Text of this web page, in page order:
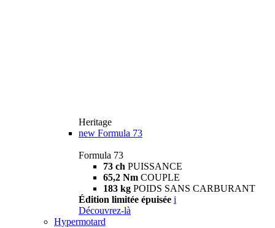
Heritage
new Formula 73
Formula 73
73 ch PUISSANCE
65,2 Nm COUPLE
183 kg POIDS SANS CARBURANT
Édition limitée épuisée i
Découvrez-là
Hypermotard